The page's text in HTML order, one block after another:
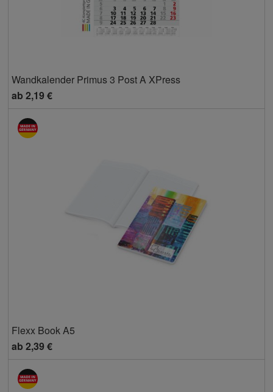
Wandkalender Primus 3 Post A XPress
ab 2,19 €
Flexx Book A5
ab 2,39 €